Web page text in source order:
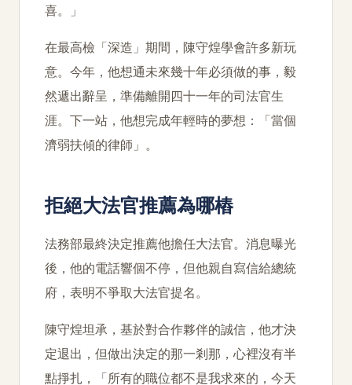
喜。」
在最高檢「深造」期間，陳守煌學會許多新玩
意。今年，他想通未來幾十年必須做的事，毅
然遞出辭呈，準備離開四十一年的司法官生
涯。下一站，他想完成年輕時的夢想：「當個
濟弱扶傾的律師」。
拒絕大法官推薦為哪樁
法務部最終決定推薦他擔任大法官。消息曝光
後，他的電話響個不停，但他親自寫信給總統
府，表明不爭取大法官提名。
陳守煌坦承，基於對合作夥伴的誠信，他才決
定退出，但做出決定的那一剎那，心裡沒有半
點掙扎，「所有的職位都不是我求來的，今天